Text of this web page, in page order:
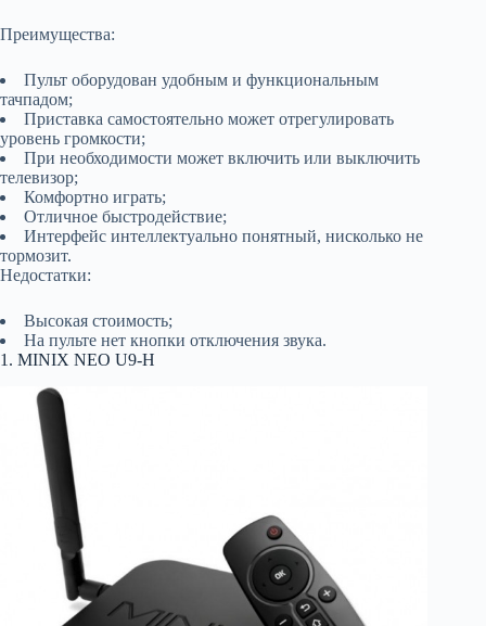
Преимущества:
Пульт оборудован удобным и функциональным
тачпадом;
Приставка самостоятельно может отрегулировать
уровень громкости;
При необходимости может включить или выключить
телевизор;
Комфортно играть;
Отличное быстродействие;
Интерфейс интеллектуально понятный, нисколько не
тормозит.
Недостатки:
Высокая стоимость;
На пульте нет кнопки отключения звука.
1. MINIX NEO U9-H